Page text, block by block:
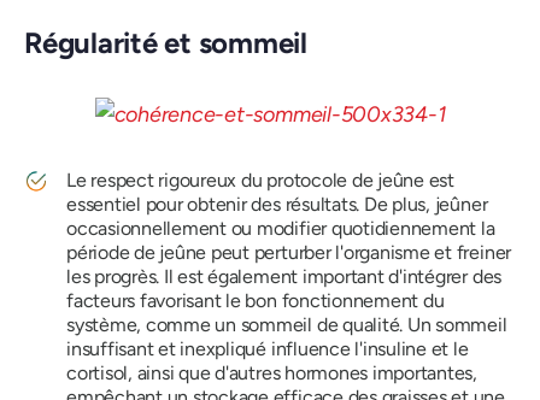
Régularité et sommeil
Le respect rigoureux du protocole de jeûne est
essentiel pour obtenir des résultats. De plus, jeûner
occasionnellement ou modifier quotidiennement la
période de jeûne peut perturber l'organisme et freiner
les progrès. Il est également important d'intégrer des
facteurs favorisant le bon fonctionnement du
système, comme un sommeil de qualité. Un sommeil
insuffisant et inexpliqué influence l'insuline et le
cortisol, ainsi que d'autres hormones importantes,